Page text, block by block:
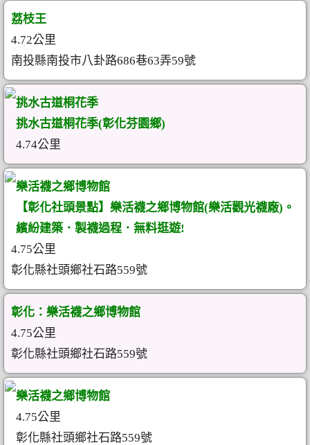
荔枝王
4.72公里
南投縣南投市八卦路686巷63弄59號
挑水古道桐花季
挑水古道桐花季(彰化芬園鄉)
4.74公里
樂活襪之鄉博物館
【彰化社頭景點】樂活襪之鄉博物館(樂活觀光襪廠)。
繽紛建築．製襪過程．無料逛遊!
4.75公里
彰化縣社頭鄉社石路559號
彰化：樂活襪之鄉博物館
4.75公里
彰化縣社頭鄉社石路559號
樂活襪之鄉博物館
4.75公里
彰化縣社頭鄉社石路559號